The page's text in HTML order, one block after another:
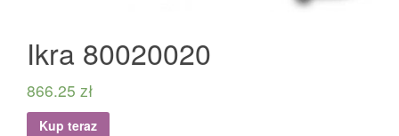
Ikra 80020020
866.25 zł
Kup teraz